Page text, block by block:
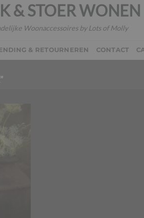
& STOER WONEN
Woonaccessoires by Lots of Molly
& RETOURNEREN CONTACT